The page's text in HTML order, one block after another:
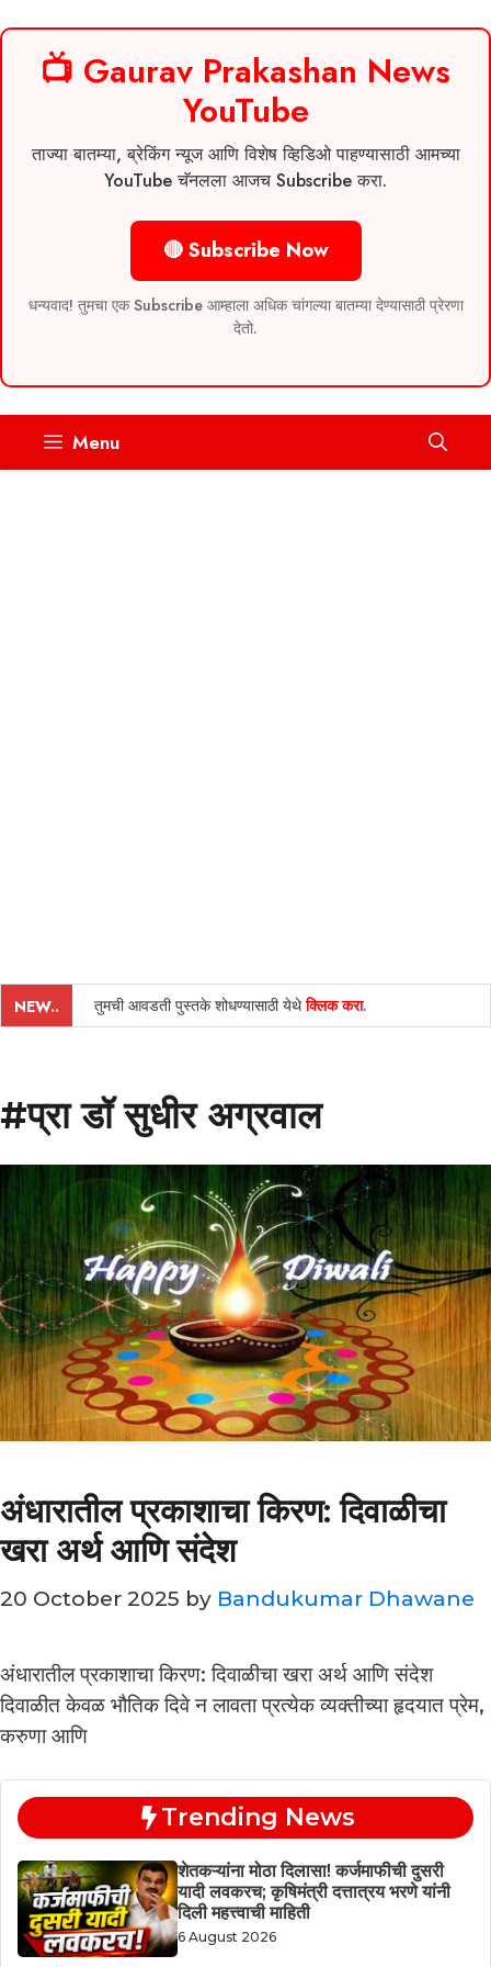
📺 Gaurav Prakashan News
YouTube
ताज्या बातम्या, ब्रेकिंग न्यूज आणि विशेष व्हिडिओ पाहण्यासाठी आमच्या
YouTube चॅनलला आजच Subscribe करा.
🔴 Subscribe Now
धन्यवाद! तुमचा एक Subscribe आम्हाला अधिक चांगल्या बातम्या देण्यासाठी प्रेरणा
देतो.
Menu
NEW.. तुमची आवडती पुस्तके शोधण्यासाठी येथेक्लिक करा.
#प्रा डॉ सुधीर अग्रवाल
अंधारातील प्रकाशाचा किरण: दिवाळीचा
खरा अर्थ आणि संदेश
20 October 2025 by Bandukumar Dhawane
अंधारातील प्रकाशाचा किरण: दिवाळीचा खरा अर्थ आणि संदेश
दिवाळीत केवळ भौतिक दिवे न लावता प्रत्येक व्यक्तीच्या हृदयात प्रेम,
करुणा आणि
Trending News
शेतकऱ्यांना मोठा दिलासा! कर्जमाफीची दुसरी
यादी लवकरच; कृषिमंत्री दत्तात्रय भरणे यांनी
दिली महत्त्वाची माहिती
6 August 2026